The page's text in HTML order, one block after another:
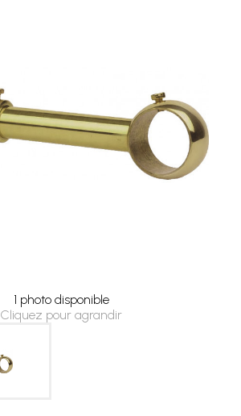
1 photo disponible
Cliquez pour agrandir